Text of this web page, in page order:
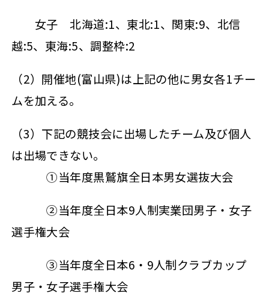
女子 北海道:1、東北:1、関東:9、北信
越:5、東海:5、調整枠:2
（2）開催地(富山県)は上記の他に男女各1チー
ムを加える。
（3）下記の競技会に出場したチーム及び個人
は出場できない。
①当年度黒鷲旗全日本男女選抜大会
②当年度全日本9人制実業団男子・女子
選手権大会
③当年度全日本6・9人制クラブカップ
男子・女子選手権大会